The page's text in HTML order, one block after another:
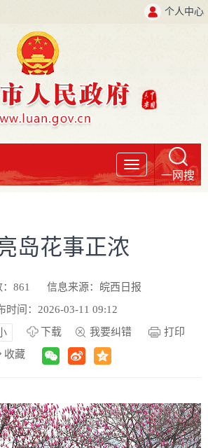
个人中心
导
航
一网搜
岛花事正浓
861
信息来源：皖西日报
时间：2026-03-11 09:12
下载 我要纠错
打印
收藏